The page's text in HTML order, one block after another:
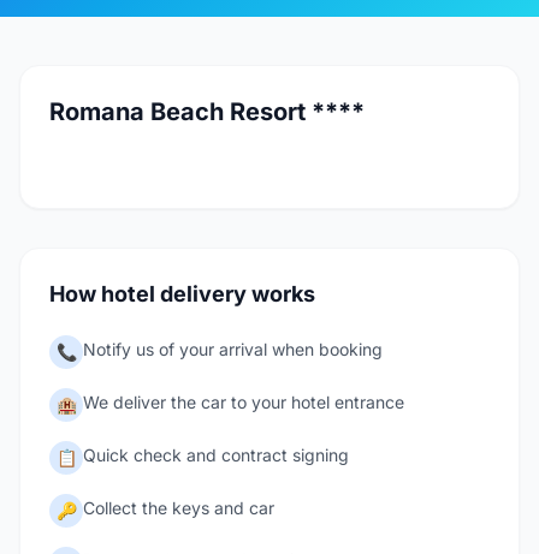
Romana Beach Resort ****
How hotel delivery works
📞 Notify us of your arrival when booking
🏨 We deliver the car to your hotel entrance
📋 Quick check and contract signing
🔑 Collect the keys and car